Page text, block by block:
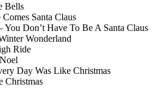
Bells
Santa Claus
Don’t Have To Be A Santa Claus
Wonderland
Ride
Day Was Like Christmas
Christmas